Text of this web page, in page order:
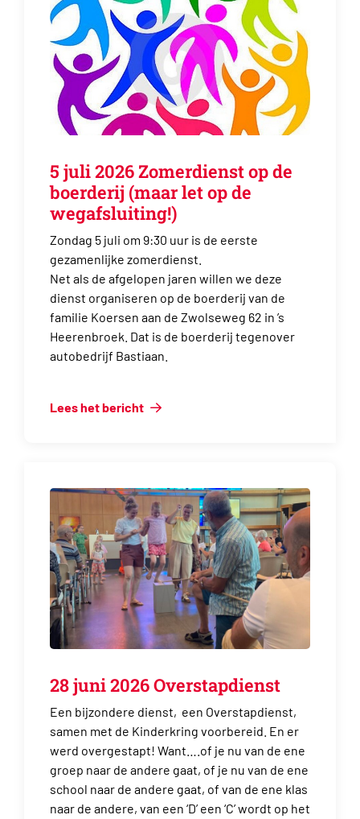
5 juli 2026 Zomerdienst op de
boerderij (maar let op de
wegafsluiting!)
Zondag 5 juli om 9:30 uur is de eerste
gezamenlijke zomerdienst.
Net als de afgelopen jaren willen we deze
dienst organiseren op de boerderij van de
familie Koersen aan de Zwolseweg 62 in ’s
Heerenbroek. Dat is de boerderij tegenover
autobedrijf Bastiaan.
Lees het bericht
28 juni 2026 Overstapdienst
Een bijzondere dienst, een Overstapdienst,
samen met de Kinderkring voorbereid. En er
werd overgestapt! Want….of je nu van de ene
groep naar de andere gaat, of je nu van de ene
school naar de andere gaat, of van de ene klas
naar de andere, van een ‘D’ een ‘C’ wordt op het